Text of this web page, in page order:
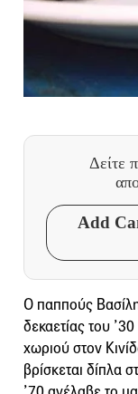
Δείτε
Add
Ο παππούς
δεκαετίας του
χωριού στον
βρίσκεται δίπλα